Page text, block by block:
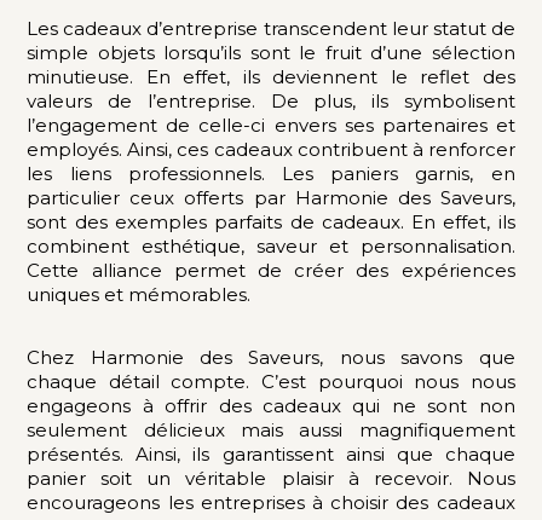
Les cadeaux d’entreprise transcendent leur statut de
simple objets lorsqu’ils sont le fruit d’une sélection
minutieuse. En effet, ils deviennent le reflet des
valeurs de l’entreprise. De plus, ils symbolisent
l’engagement de celle-ci envers ses partenaires et
employés. Ainsi, ces cadeaux contribuent à renforcer
les liens professionnels. Les paniers garnis, en
particulier ceux offerts par Harmonie des Saveurs,
sont des exemples parfaits de cadeaux. En effet, ils
combinent esthétique, saveur et personnalisation.
Cette alliance permet de créer des expériences
uniques et mémorables.
Chez Harmonie des Saveurs, nous savons que
chaque détail compte. C’est pourquoi nous nous
engageons à offrir des cadeaux qui ne sont non
seulement délicieux mais aussi magnifiquement
présentés. Ainsi, ils garantissent ainsi que chaque
panier soit un véritable plaisir à recevoir. Nous
encourageons les entreprises à choisir des cadeaux